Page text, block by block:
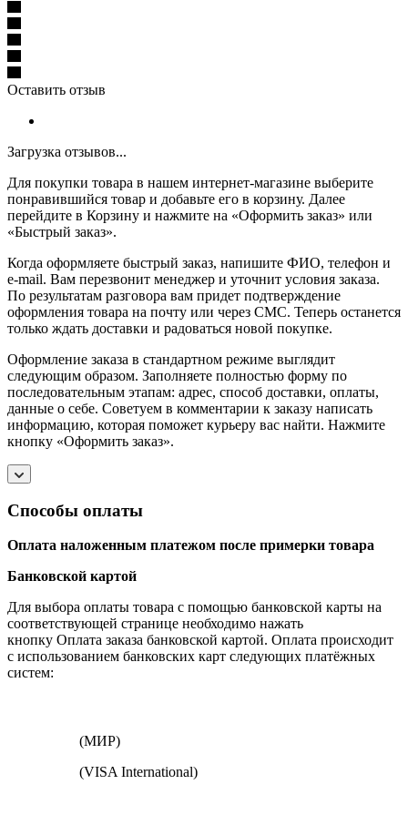
Оставить отзыв
Загрузка отзывов...
Для покупки товара в нашем интернет-магазине выберите
понравившийся товар и добавьте его в корзину. Далее
перейдите в Корзину и нажмите на «Оформить заказ» или
«Быстрый заказ».
Когда оформляете быстрый заказ, напишите ФИО, телефон и
e-mail. Вам перезвонит менеджер и уточнит условия заказа.
По результатам разговора вам придет подтверждение
оформления товара на почту или через СМС. Теперь останется
только ждать доставки и радоваться новой покупке.
Оформление заказа в стандартном режиме выглядит
следующим образом. Заполняете полностью форму по
последовательным этапам: адрес, способ доставки, оплаты,
данные о себе. Советуем в комментарии к заказу написать
информацию, которая поможет курьеру вас найти. Нажмите
кнопку «Оформить заказ».
Способы оплаты
Оплата наложенным платежом после примерки товара
Банковской картой
Для выбора оплаты товара с помощью банковской карты на
соответствующей странице необходимо нажать
кнопку Оплата заказа банковской картой. Оплата происходит
с использованием банковских карт следующих платёжных
систем:
(МИР)
(VISA International)